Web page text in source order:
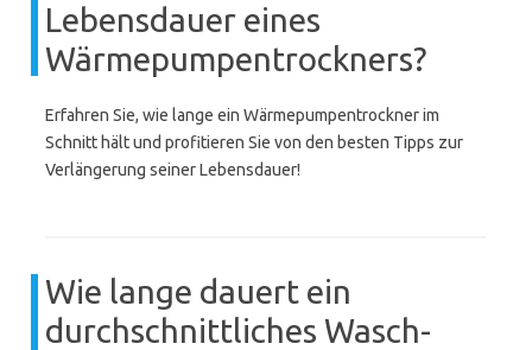
Lebensdauer eines
Wärmepumpentrockners?
Erfahren Sie, wie lange ein Wärmepumpentrockner im
Schnitt hält und profitieren Sie von den besten Tipps zur
Verlängerung seiner Lebensdauer!
Wie lange dauert ein
durchschnittliches Wasch-